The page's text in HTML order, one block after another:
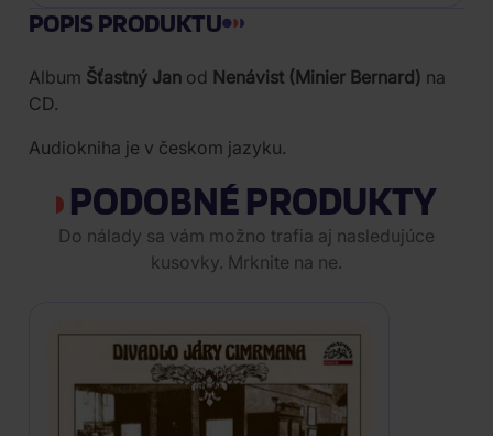
POPIS PRODUKTU
Album Šťastný Jan od Nenávist (Minier Bernard) na
CD.
Audiokniha je v českom jazyku.
PODOBNÉ PRODUKTY
Do nálady sa vám možno trafia aj nasledujúce
kusovky. Mrknite na ne.